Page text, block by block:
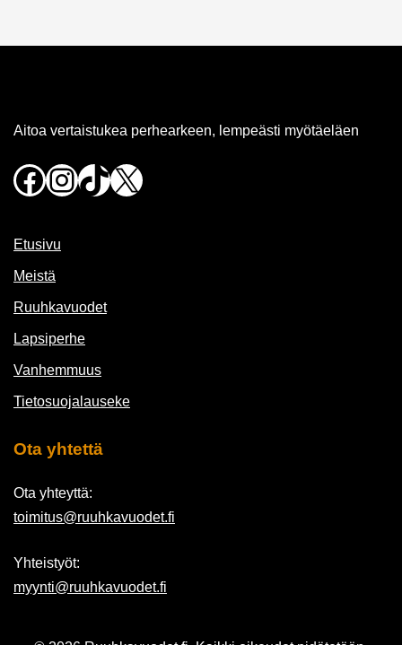
Aitoa vertaistukea perhearkeen, lempeästi myötäeläen
Facebook
Instagram
TikTok
X
Etusivu
Meistä
Ruuhkavuodet
Lapsiperhe
Vanhemmuus
Tietosuojalauseke
Ota yhtettä
Ota yhteyttä:
toimitus@ruuhkavuodet.fi
Yhteistyöt:
myynti@ruuhkavuodet.fi